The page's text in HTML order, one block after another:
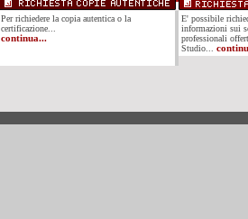
Per richiedere la copia autentica o la
certificazione...
continua...
E' possibile
informazioni sui
professionali
Studio...